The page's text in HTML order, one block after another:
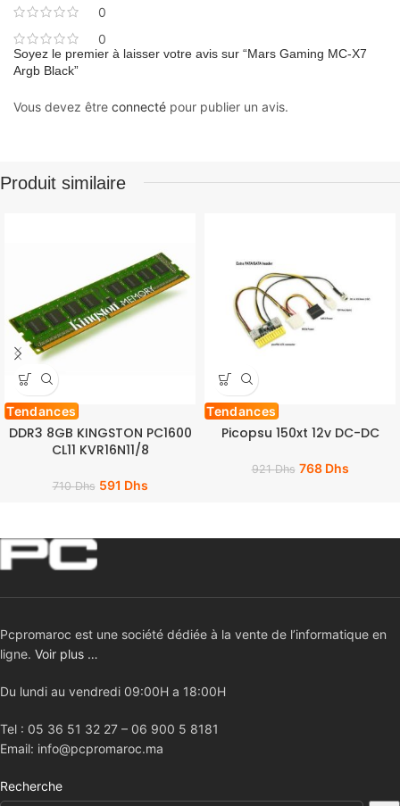
0
0
Soyez le premier à laisser votre avis sur “Mars Gaming MC-X7
Argb Black”
Vous devez être connecté pour publier un avis.
Produit similaire
Tendances
DDR3 8GB KINGSTON PC1600
CL11 KVR16N11/8
710Dhs 591 Dhs
Tendances
Picopsu 150xt 12v DC-DC
921Dhs 768 Dhs
Pcpromaroc est une société dédiée à la vente de l’informatique en
ligne. Voir plus …
Du lundi au vendredi 09:00H a 18:00H
Tel : 05 36 51 32 27 – 06 900 5 8181
Email: info@pcpromaroc.ma
Recherche